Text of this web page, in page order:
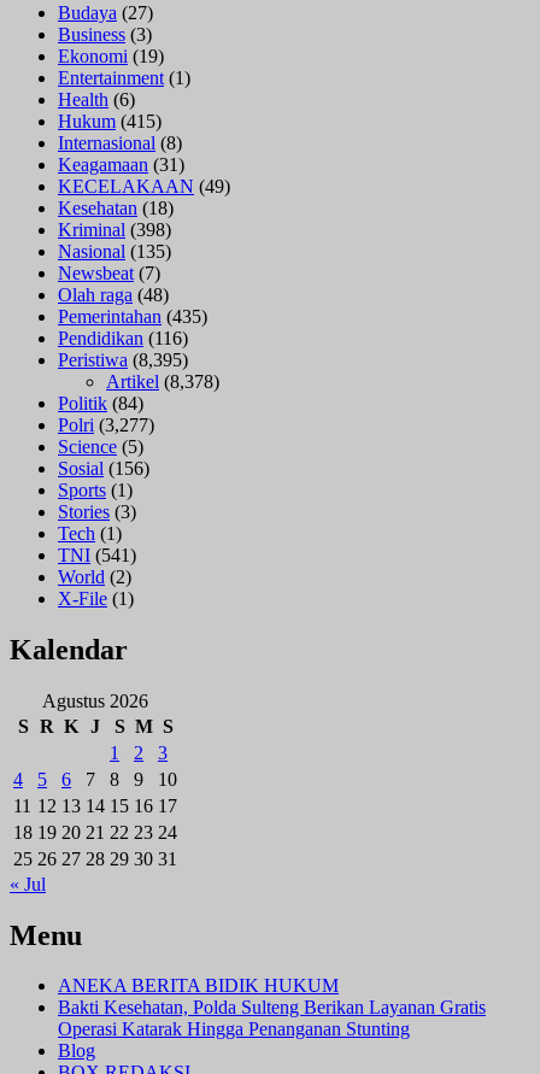
Budaya (27)
Business (3)
Ekonomi (19)
Entertainment (1)
Health (6)
Hukum (415)
Internasional (8)
Keagamaan (31)
KECELAKAAN (49)
Kesehatan (18)
Kriminal (398)
Nasional (135)
Newsbeat (7)
Olah raga (48)
Pemerintahan (435)
Pendidikan (116)
Peristiwa (8,395)
Artikel (8,378)
Politik (84)
Polri (3,277)
Science (5)
Sosial (156)
Sports (1)
Stories (3)
Tech (1)
TNI (541)
World (2)
X-File (1)
Kalendar
Agustus 2026
S R K J S M S
1
2
3
4
5 6 7 8 9
10
11 12 13 14 15 16 17
18 19 20 21 22 23 24
25 26 27 28 29 30 31
« Jul
Menu
ANEKA BERITA BIDIK HUKUM
Bakti Kesehatan, Polda Sulteng Berikan Layanan Gratis
Operasi Katarak Hingga Penanganan Stunting
Blog